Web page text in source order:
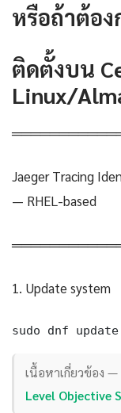
หรือถ้าต้อ
ติดตั้งบน
Linux/
Jaeger Tracing
— RHEL-based
1. Update system
sudo dnf
เนื้อหาเกี่ยวข้อง —
Level Objective